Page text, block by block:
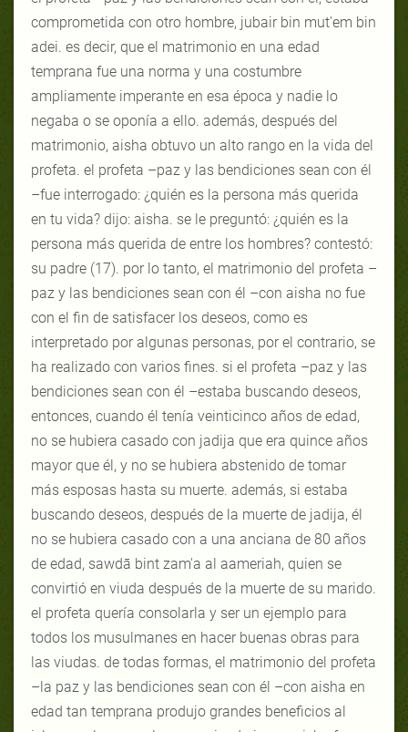
comprometida con otro hombre, jubair bin mut'em bin
adei. es decir, que el matrimonio en una edad
temprana fue una norma y una costumbre
ampliamente imperante en esa época y nadie lo
negaba o se oponía a ello. además, después del
matrimonio, aisha obtuvo un alto rango en la vida del
profeta. el profeta –paz y las bendiciones sean con él
–fue interrogado: ¿quién es la persona más querida
en tu vida? dijo: aisha. se le preguntó: ¿quién es la
persona más querida de entre los hombres? contestó:
su padre (17). por lo tanto, el matrimonio del profeta –
paz y las bendiciones sean con él –con aisha no fue
con el fin de satisfacer los deseos, como es
interpretado por algunas personas, por el contrario, se
ha realizado con varios fines. si el profeta –paz y las
bendiciones sean con él –estaba buscando deseos,
entonces, cuando él tenía veinticinco años de edad,
no se hubiera casado con jadija que era quince años
mayor que él, y no se hubiera abstenido de tomar
más esposas hasta su muerte. además, si estaba
buscando deseos, después de la muerte de jadija, él
no se hubiera casado con a una anciana de 80 años
de edad, sawdā bint zam'a al aameriah, quien se
convirtió en viuda después de la muerte de su marido.
el profeta quería consolarla y ser un ejemplo para
todos los musulmanes en hacer buenas obras para
las viudas. de todas formas, el matrimonio del profeta
–la paz y las bendiciones sean con él –con aisha en
edad tan temprana produjo grandes beneficios al